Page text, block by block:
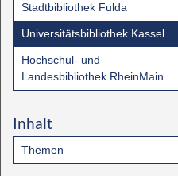
Stadtbibliothek Fulda
Universitätsbibliothek Kassel
Hochschul- und
Landesbibliothek RheinMain
Inhalt
Themen